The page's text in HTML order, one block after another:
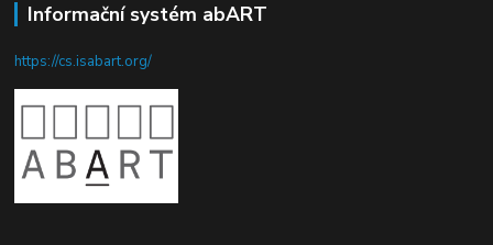
Informační systém abART
https://cs.isabart.org/